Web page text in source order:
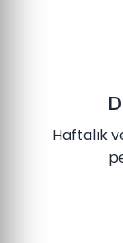
Haftalık